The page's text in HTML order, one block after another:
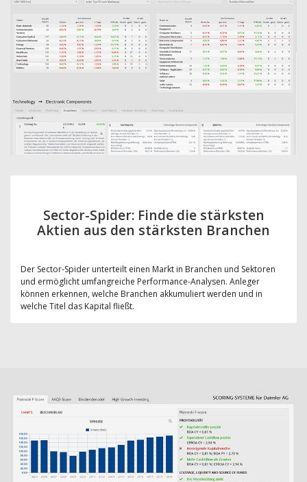
Sector-Spider: Finde die stärksten
Aktien aus den stärksten Branchen
Der Sector-Spider unterteilt einen Markt in Branchen und Sektoren
und ermöglicht umfangreiche Performance-Analysen. Anleger
können erkennen, welche Branchen akkumuliert werden und in
welche Titel das Kapital fließt.